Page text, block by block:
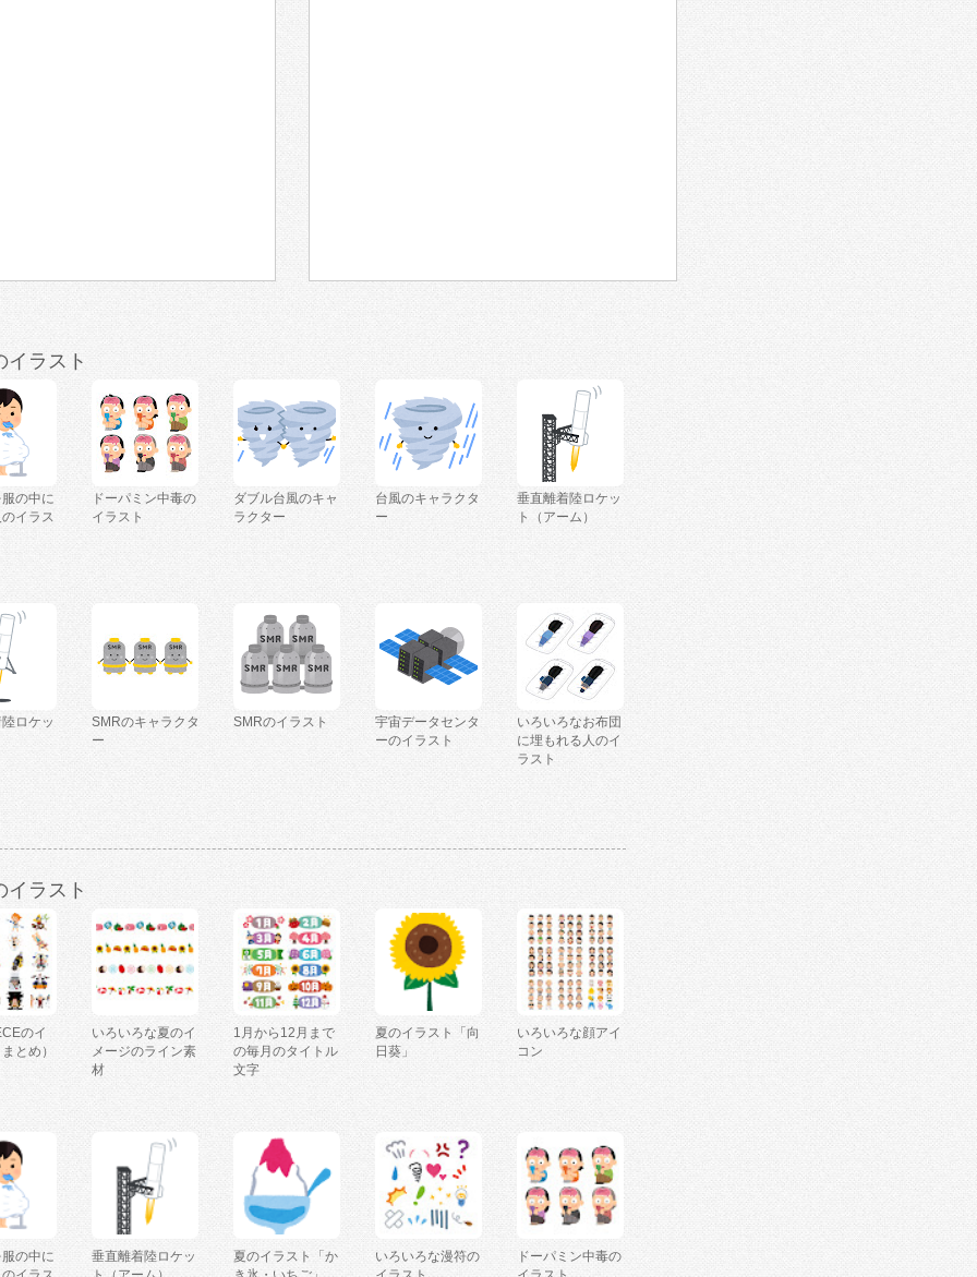
イラスト
の中に
イラス
ドーパミン中毒の
イラスト
ダブル台風のキャ
ラクター
台風のキャラクタ
ー
垂直離着陸ロケッ
ト（アーム）
ロケッ
SMRのキャラクタ
ー
SMRのイラスト
宇宙データセンタ
ーのイラスト
いろいろなお布団
に埋もれる人のイ
ラスト
イラスト
のイ
とめ）
いろいろな夏のイ
メージのライン素
材
1月から12月まで
の毎月のタイトル
文字
夏のイラスト「向
日葵」
いろいろな顔アイ
コン
の中に
垂直離着陸ロケッ
夏のイラスト「か
いろいろな漫符の
ドーパミン中毒の